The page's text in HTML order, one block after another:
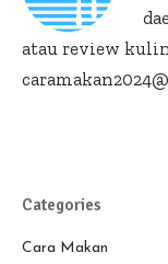
atau review
Categories
Cara Makan